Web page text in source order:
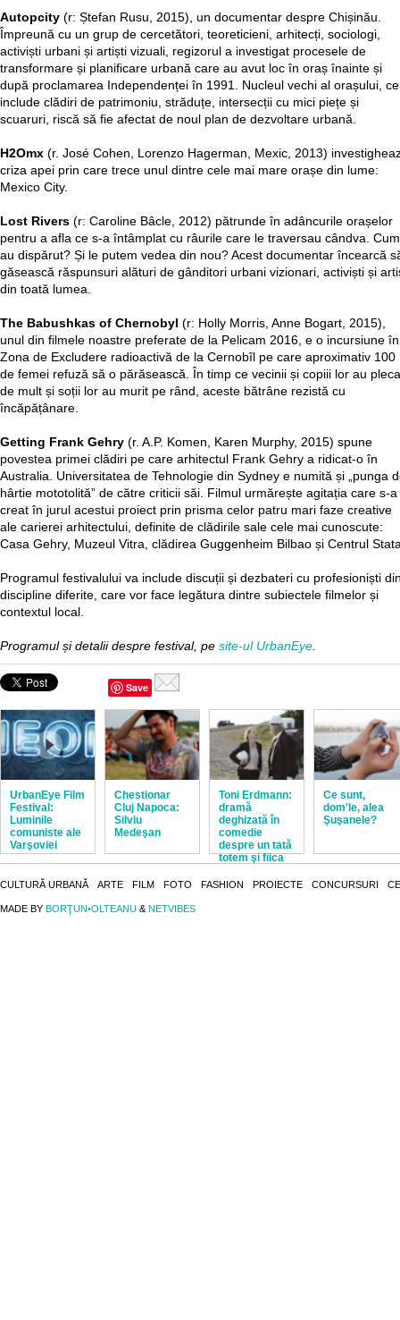
Autopcity (r: Ștefan Rusu, 2015), un documentar despre Chișinău.
Împreună cu un grup de cercetători, teoreticieni, arhitecți, sociologi,
activiști urbani și artiști vizuali, regizorul a investigat procesele de
transformare și planificare urbană care au avut loc în oraș înainte și
după proclamarea Independenței în 1991. Nucleul vechi al orașului, ce
include clădiri de patrimoniu, străduțe, intersecții cu mici piețe și
scuaruri, riscă să fie afectat de noul plan de dezvoltare urbană.
H2Omx (r. José Cohen, Lorenzo Hagerman, Mexic, 2013)
criza apei prin care trece unul dintre cele mai mare orașe din lume:
Mexico City.
Lost Rivers (r: Caroline Bâcle, 2012) pătrunde în adâncurile orașelor
pentru a afla ce s-a întâmplat cu râurile care le traversau cândva. Cum
au dispărut? Și le putem vedea din nou? Acest documentar încearcă
găsească răspunsuri alături de gânditori urbani vizionari, activiști și
din toată lumea.
The Babushkas of Chernobyl (r: Holly Morris, Anne Bogart, 2015),
unul din filmele noastre preferate de la Pelicam 2016, e o incursiune în
Zona de Excludere radioactivă de la Cernobîl pe care aproximativ 100
de femei refuză să o părăsească. În timp ce vecinii și copiii lor au
de mult și soții lor au murit pe rând, aceste bătrâne rezistă cu
încăpățânare.
Getting Frank Gehry (r. A.P. Komen, Karen Murphy, 2015) spune
povestea primei clădiri pe care arhitectul Frank Gehry a ridicat-o în
Australia. Universitatea de Tehnologie din Sydney e numită și „punga
hârtie mototolită” de către criticii săi. Filmul urmărește agitația care s-a
creat în jurul acestui proiect prin prisma celor patru mari faze creative
ale carierei arhitectului, definite de clădirile sale cele mai cunoscute:
Casa Gehry, Muzeul Vitra, clădirea Guggenheim Bilbao și Centrul
Programul festivalului va include discuții și dezbateri cu profesioniști
discipline diferite, care vor face legătura dintre subiectele filmelor și
contextul local.
Programul și detalii despre festival, pe site-ul UrbanEye.
Save
UrbanEye Film
Festival:
Luminile
comuniste ale
Varşoviei
Chestionar
Cluj Napoca:
Silviu
Medeşan
Toni Erdmann:
dramă
deghizată în
comedie
despre un tată
totem şi fiica
corporatistă
Ce sunt,
dom'le, alea
Şuşanele?
CULTURĂ URBANĂ ARTE FILM FOTO FASHION PROIECTE CONCURSURI
MADE BY BORŢUN•OLTEANU & NETVIBES